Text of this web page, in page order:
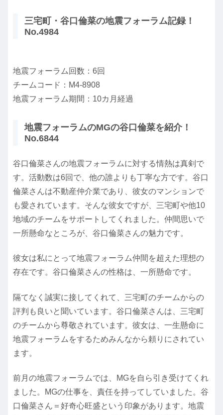
三宅町・谷口倫菜の地震フォーラム記録！
No.4984
地震フォーラム回数：6回
チームコード：M4-8908
地震フォーラム期間：10カ月経過
地震フォーラムのMGの谷口倫菜を紹介！
No.6844
谷口倫菜さんの地震フォーラムに対する情熱は真剣で
す。活動数は6回で、他の誰よりも丁寧な方です。谷口
倫菜さんは不動産仲介業であり、彼女のマンションで
も愛されています。そんな彼女ですが、三宅町や他10
地域のチームをサポートしてくれました。仲間思いで
一所懸命なところが、谷口倫菜さんの魅力です。
彼女は私にとって地震フォーラム仲間を超えた理想の
存在です。谷口倫菜さんの性格は、一所懸命です。
隔てなく誠実に接してくれて、三宅町のチームからの
評判も良いと聞いています。谷口倫菜さんは、三宅町
のチームから尊敬されています。彼女は、一生懸命に
地震フォーラムをするためみんなから頼りにされてい
ます。
前月の地震フォーラムでは、MGを自ら引き受けてくれ
ました。MGの仕事を、責任を持ってしていました。谷
口倫菜さん＝好奇心旺盛という印象があります。地震